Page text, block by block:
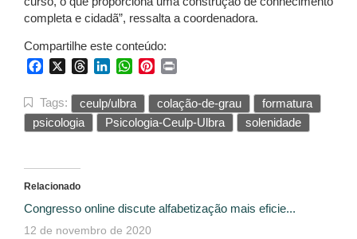
completa e cidadã”, ressalta a coordenadora.
Compartilhe este conteúdo:
FacebookThreadsLinkedInWhatsApp
Pinterest
Tags: ceulp/ulbra colação-de-grau
formatura
psicologia
Psicologia-Ceulp-Ulbra solenidade
Relacionado
Congresso online discute alfabetização mais eficie...
12 de novembro de 2020